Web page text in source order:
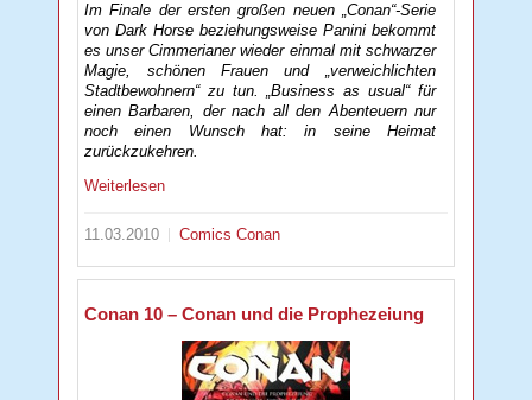
Im Finale der ersten großen neuen „Conan“-Serie
von Dark Horse beziehungsweise Panini bekommt
es unser Cimmerianer wieder einmal mit schwarzer
Magie, schönen Frauen und „verweichlichten
Stadtbewohnern“ zu tun. „Business as usual“ für
einen Barbaren, der nach all den Abenteuern nur
noch einen Wunsch hat: in seine Heimat
zurückzukehren.
Weiterlesen
11.03.2010 ComicsConan
Conan 10 – Conan und die Prophezeiung